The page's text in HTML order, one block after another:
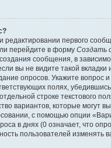
редактировании первого
перейдите в форму Создать
сообщения, в
вы не видите такой
опросов. Укажите вопрос
полях,
строке текстового
вариантов, которые могут
с помощью опции
в днях (0 означает, что
пользователей изменять